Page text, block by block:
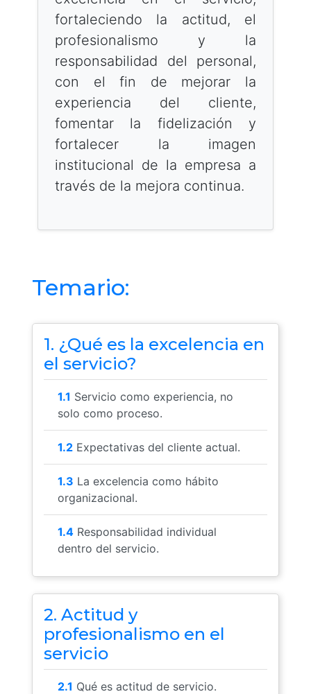
fortaleciendo la actitud, el
profesionalismo y la
responsabilidad del personal,
con el fin de mejorar la
experiencia del cliente,
fomentar la fidelización y
fortalecer la imagen
institucional de la empresa a
través de la mejora continua.
Temario:
1. ¿Qué es la excelencia en
el servicio?
1.1 Servicio como experiencia, no
solo como proceso.
1.2 Expectativas del cliente actual.
1.3 La excelencia como hábito
organizacional.
1.4 Responsabilidad individual
dentro del servicio.
2. Actitud y
profesionalismo en el
servicio
2.1 Qué es actitud de servicio.